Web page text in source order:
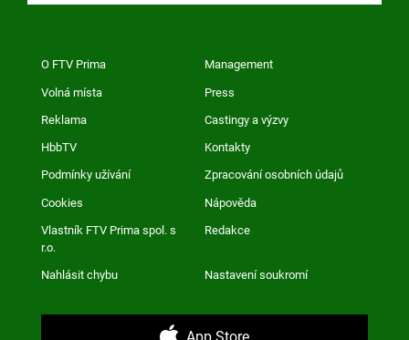
O FTV Prima Management
Volná místa Press
Reklama Castingy a výzvy
HbbTV Kontakty
Podmínky užívání Zpracování osobních údajů
Cookies Nápověda
Vlastník FTV Prima spol. s
r.o.
Redakce
Nahlásit chybu Nastavení soukromí